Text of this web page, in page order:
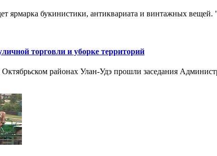
ярмарка букинистики, антиквариата и винтажных
торговли и уборке территорий
районах Улан-Удэ прошли заседания